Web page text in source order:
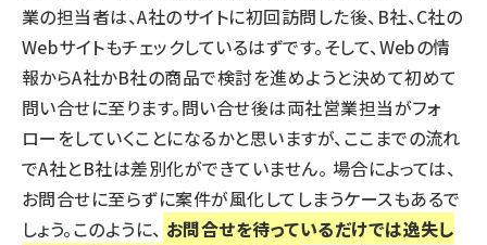
業の担当者は、A社のサイトに初回訪問した後、B社、C社の
Webサイトもチェックしているはずです。そして、Webの情
報からA社かB社の商品で検討を進めようと決めて初めて
問い合せに至ります。問い合せ後は両社営業担当がフォ
ローをしていくことになるかと思いますが、ここまでの流れ
でA社とB社は差別化ができていません。 場合によっては、
お問合せに至らずに案件が風化してしまうケースもあるで
しょう。このように、 お問合せを待っているだけでは逸失し